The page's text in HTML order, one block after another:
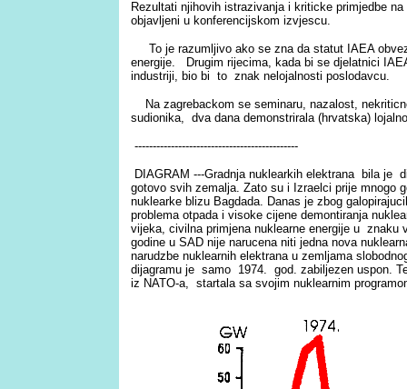
Rezultati njihovih istrazivanja i kriticke primjedbe
objavljeni u konferencijskom izvjescu.
To je razumljivo ako se zna da statut IAEA
energije. Drugim rijecima, kada bi se djelatnici
industriji, bio bi to znak nelojalnosti poslodavcu.
Na zagrebackom se seminaru, nazalost,
sudionika, dva dana demonstrirala (hrvatska)
---------------------------------------------
DIAGRAM ---Gradnja nuklearkih elektrana bila je
gotovo svih zemalja. Zato su i Izraelci prije mnogo
nuklearke blizu Bagdada. Danas je zbog
problema otpada i visoke cijene demontiranja
vijeka, civilna primjena nuklearne energije u znaku
godine u SAD nije narucena niti jedna nova
narudzbe nuklearnih elektrana u zemljama
dijagramu je samo 1974. god. zabiljezen uspon.
iz NATO-a, startala sa svojim nuklearnim